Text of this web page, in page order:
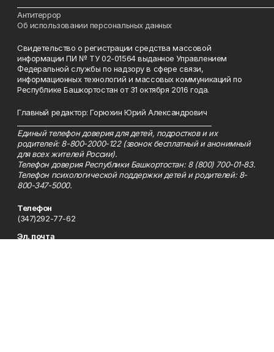
Антитеррор
Об использовании персональных данных
Свидетельство о регистрации средства массовой
информации ПИ № ТУ 02-01564 выданное Управлением
Федеральной службы по надзору в сфере связи,
информационных технологий и массовых коммуникаций по
Республике Башкортостан от 31 октября 2016 года.
Главный редактор: Горюхин Юрий Александрович
Единый телефон доверия для детей, подростков и их
родителей: 8-800-2000-122 (звонок бесплатный и анонимный
для всех жителей России).
Телефон доверия Республики Башкортостан: 8 (800) 700-01-83.
Телефон психологической поддержки детей и родителей: 8-
800-347-5000.
Телефон
(347)292-77-62
Эл. почта